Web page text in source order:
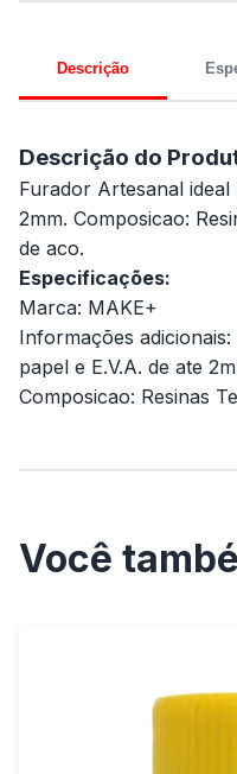
Descrição
Descrição do
Furador Artesanal ideal
2mm. Composicao:
de aco.
Especificações:
Marca: MAKE+
Informações
papel e E.V.A. de ate
Composicao: Resinas
Você